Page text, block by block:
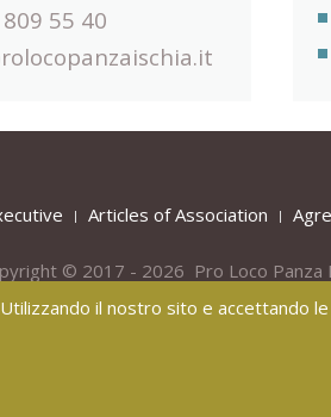
55 40
Articles of Association
© 2017 - 2026 Pro Loco Panza
il nostro sito e accettando